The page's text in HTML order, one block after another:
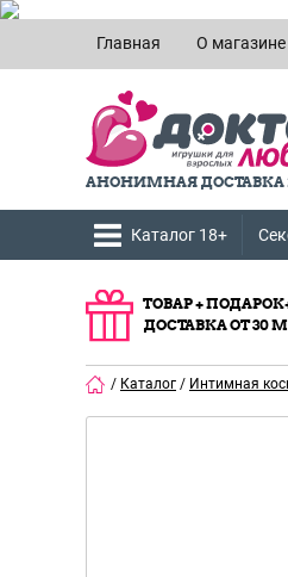
Главная О магазине
АНОНИМНАЯ ДОСТАВКА
Каталог 18+
ТОВАР +
ДОСТАВКА ОТ 30
/ Каталог / Интимная